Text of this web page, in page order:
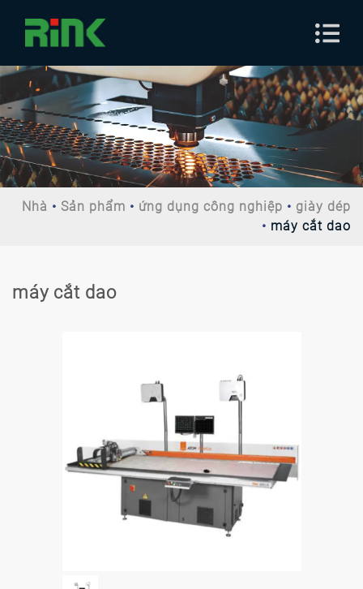
Nhà Sản phẩm ứng dụng công nghiệp
giày dép
máy cắt dao
máy cắt dao